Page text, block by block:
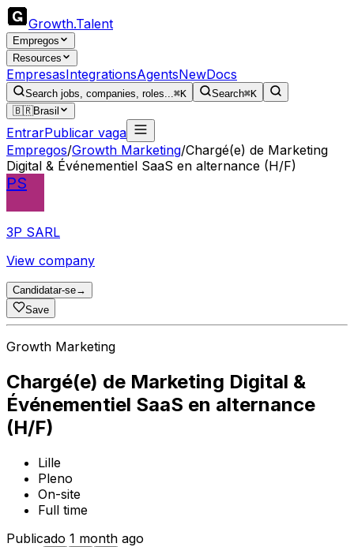
Growth.Talent
Empregos
Resources
EmpresasIntegrationsAgentsNewDocs
Search jobs, companies, roles...⌘K Search⌘K
🇧🇷Brasil
EntrarPublicar vaga
Empregos/Growth Marketing/Chargé(e) de Marketing
Digital & Événementiel SaaS en alternance (H/F)
PS
3P SARL
View company
Candidatar-se→
Save
Growth Marketing
Chargé(e) de Marketing Digital &
Événementiel SaaS en alternance
(H/F)
Lille
Pleno
On-site
Full time
Publicado 1 month ago